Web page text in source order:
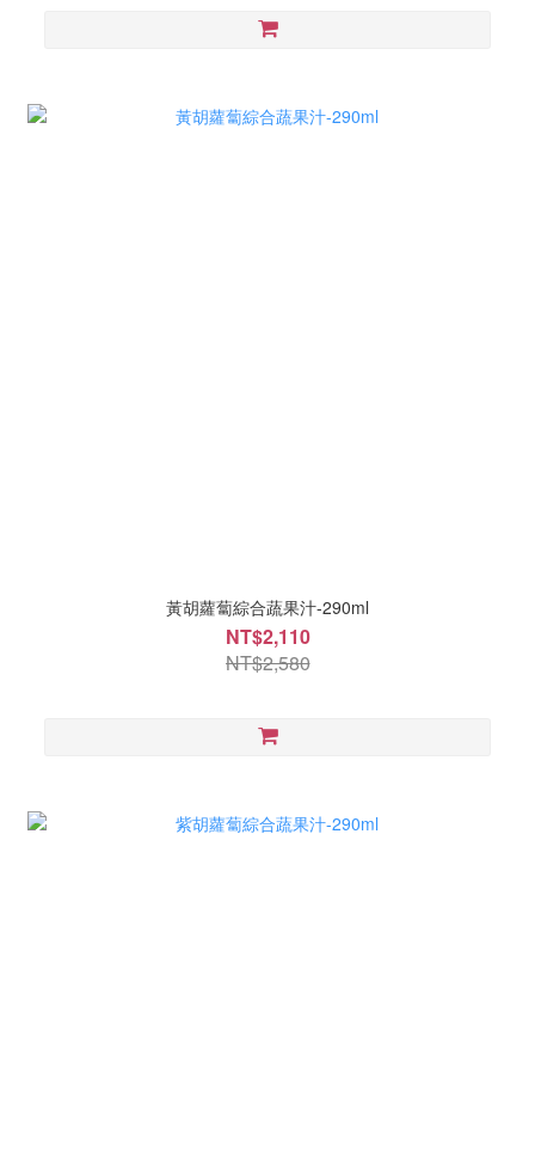
黃胡蘿蔔綜合蔬果汁-290ml
NT$2,110
NT$2,580